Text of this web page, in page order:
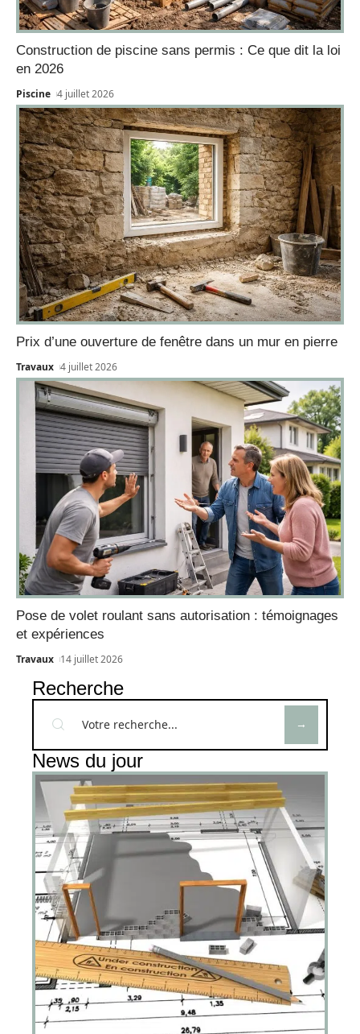
Construction de piscine sans permis : Ce que dit la loi
en 2026
Piscine 4 juillet 2026
Prix d’une ouverture de fenêtre dans un mur en pierre
Travaux 4 juillet 2026
Pose de volet roulant sans autorisation : témoignages
et expériences
Travaux 14 juillet 2026
Recherche
News du jour